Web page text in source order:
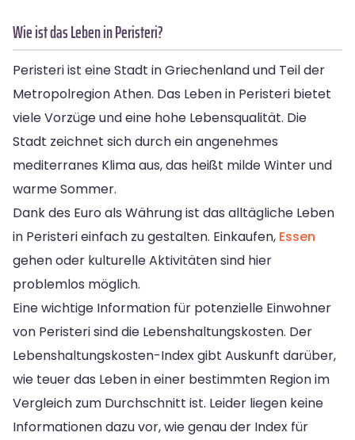
Wie ist das Leben in Peristeri?
Peristeri ist eine Stadt in Griechenland und Teil der
Metropolregion Athen. Das Leben in Peristeri bietet
viele Vorzüge und eine hohe Lebensqualität. Die
Stadt zeichnet sich durch ein angenehmes
mediterranes Klima aus, das heißt milde Winter und
warme Sommer.
Dank des Euro als Währung ist das alltägliche Leben
in Peristeri einfach zu gestalten. Einkaufen, Essen
gehen oder kulturelle Aktivitäten sind hier
problemlos möglich.
Eine wichtige Information für potenzielle Einwohner
von Peristeri sind die Lebenshaltungskosten. Der
Lebenshaltungskosten-Index gibt Auskunft darüber,
wie teuer das Leben in einer bestimmten Region im
Vergleich zum Durchschnitt ist. Leider liegen keine
Informationen dazu vor, wie genau der Index für